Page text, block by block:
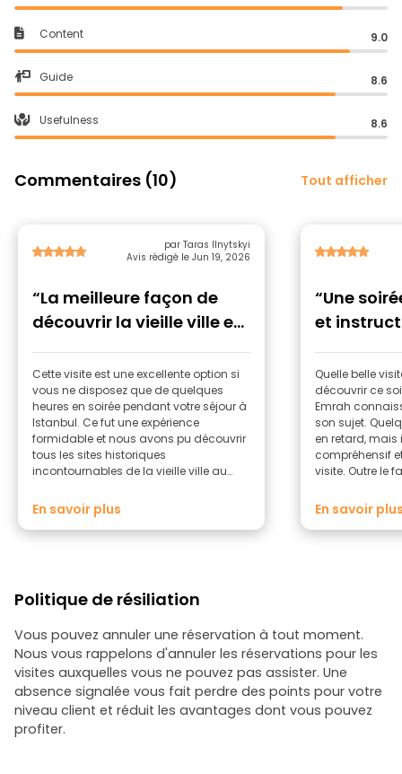
Content 9.0
Guide 8.6
Usefulness 8.6
Commentaires (10) Tout afficher
par Taras Ilnytskyi
Avis rédigé le Jun 19, 2026
“La meilleure façon de
découvrir la vieille ville en
soirée”
Cette visite est une excellente option si
vous ne disposez que de quelques
heures en soirée pendant votre séjour à
Istanbul. Ce fut une expérience
formidable et nous avons pu découvrir
tous les sites historiques
incontournables de la vieille ville au
heures. La visite était à la fois très
instructive et divertissante, grâce à
notre guide. 5 étoiles pour l'ambiance,
En savoir plus
“Une
et
Quelle belle
découvrir ce
Emrah
son sujet.
en retard, mais
compréhensif
visite. Outre le
en charme à
décline,
vraiment
simplement
En savoir
Politique de résiliation
Vous pouvez annuler une réservation à tout moment.
Nous vous rappelons d'annuler les réservations pour les
visites auxquelles vous ne pouvez pas assister. Une
absence signalée vous fait perdre des points pour votre
niveau client et réduit les avantages dont vous pouvez
profiter.